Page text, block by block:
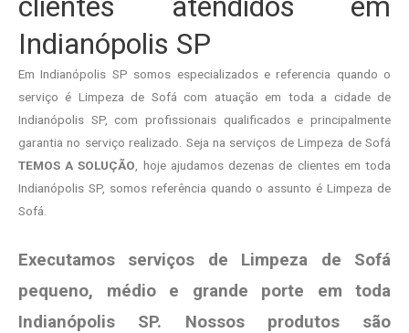
Indianópolis SP
Em Indianópolis SP somos especializados e referencia quando o
serviço é Limpeza de Sofá com atuação em toda a cidade de
Indianópolis SP, com profissionais qualificados e principalmente
garantia no serviço realizado. Seja na serviços de Limpeza de Sofá
TEMOS A SOLUÇÃO , hoje ajudamos dezenas de clientes em toda
Indianópolis SP, somos referência quando o assunto é Limpeza de
Sofá.
Executamos serviços de Limpeza de Sofá
pequeno, médio e grande porte em toda
Indianópolis SP. Nossos produtos são